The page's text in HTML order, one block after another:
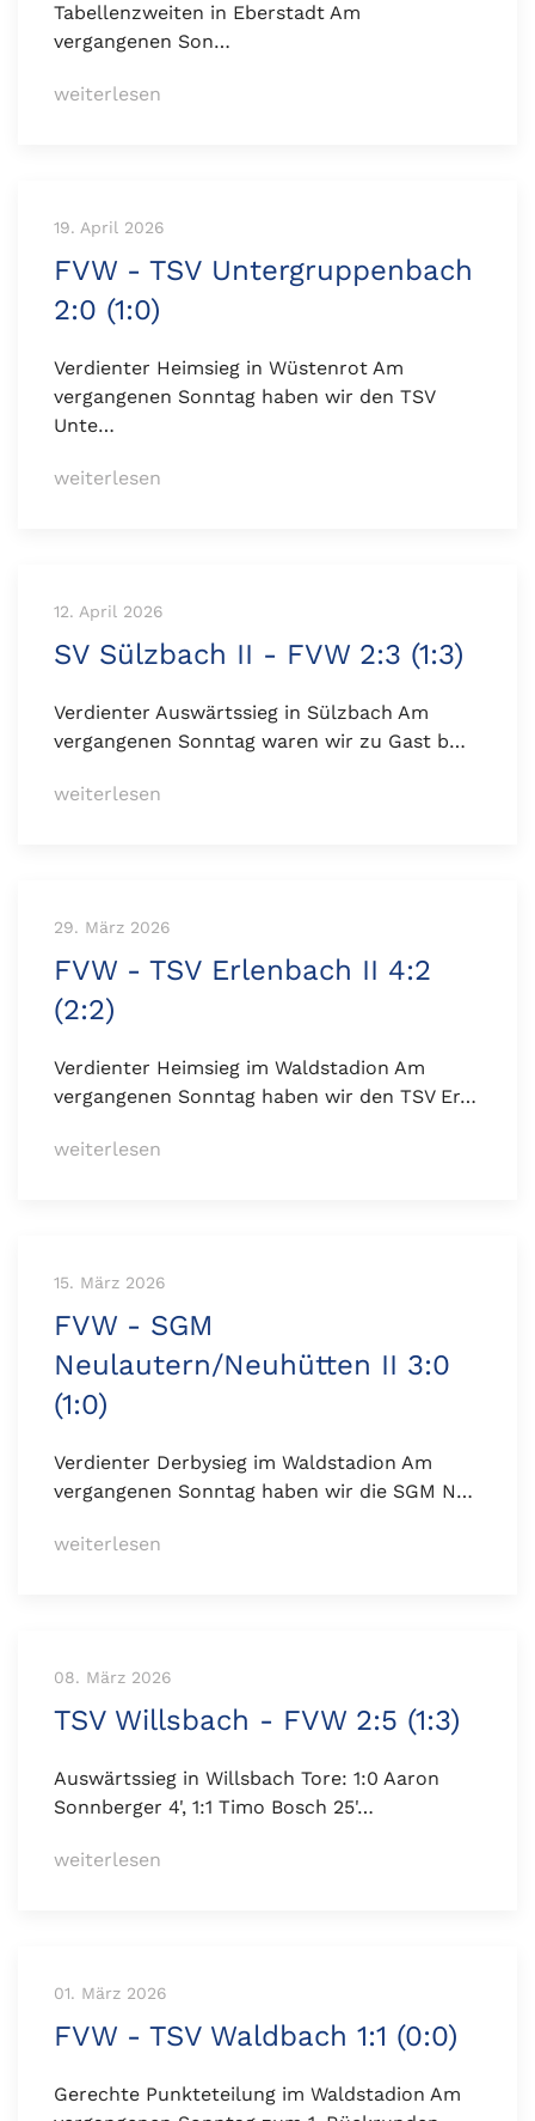
Tabellenzweiten in Eberstadt Am
vergangenen Son…
weiterlesen
19. April 2026
FVW - TSV Untergruppenbach
2:0 (1:0)
Verdienter Heimsieg in Wüstenrot Am
vergangenen Sonntag haben wir den TSV
Unte…
weiterlesen
12. April 2026
SV Sülzbach II - FVW 2:3 (1:3)
Verdienter Auswärtssieg in Sülzbach Am
vergangenen Sonntag waren wir zu Gast b…
weiterlesen
29. März 2026
FVW - TSV Erlenbach II 4:2
(2:2)
Verdienter Heimsieg im Waldstadion Am
vergangenen Sonntag haben wir den TSV Er…
weiterlesen
15. März 2026
FVW - SGM
Neulautern/Neuhütten II 3:0
(1:0)
Verdienter Derbysieg im Waldstadion Am
vergangenen Sonntag haben wir die SGM N…
weiterlesen
08. März 2026
TSV Willsbach - FVW 2:5 (1:3)
Auswärtssieg in Willsbach Tore: 1:0 Aaron
Sonnberger 4', 1:1 Timo Bosch 25'…
weiterlesen
01. März 2026
FVW - TSV Waldbach 1:1 (0:0)
Gerechte Punkteteilung im Waldstadion Am